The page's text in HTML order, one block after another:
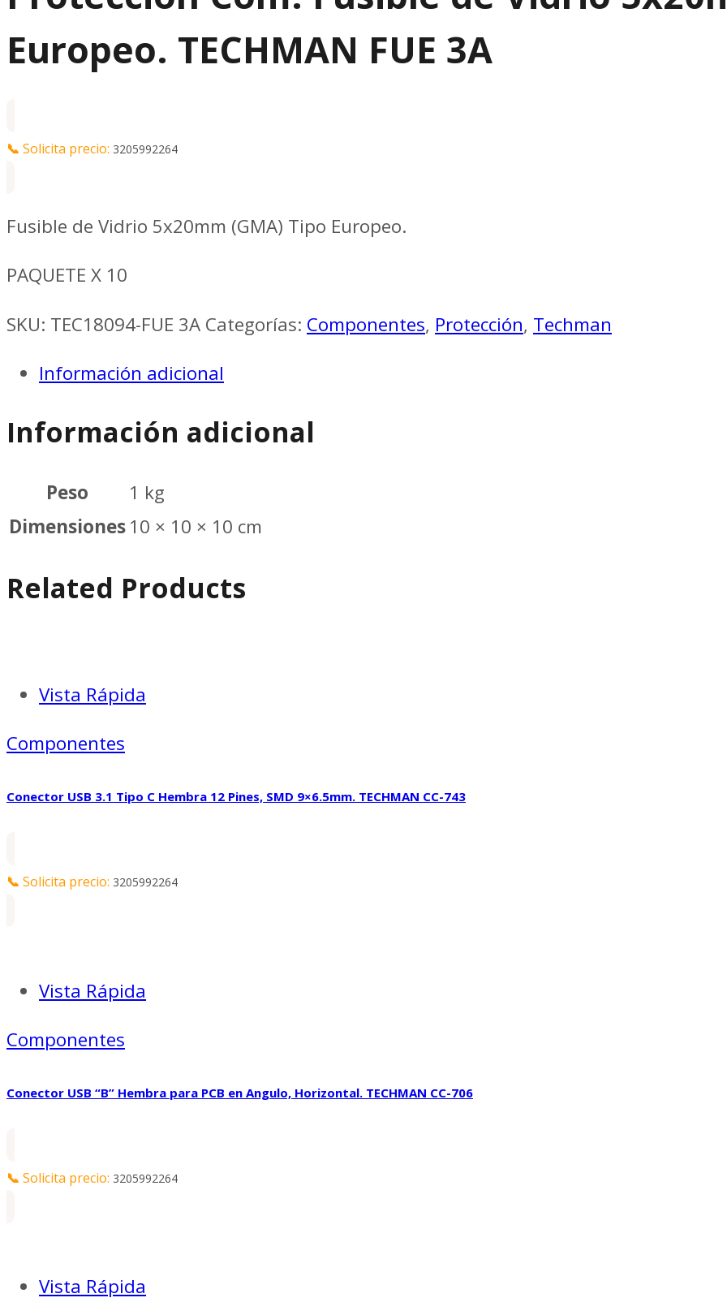
Europeo. TECHMAN FUE 3A
📞 Solicita precio: 3205992264
Fusible de Vidrio 5x20mm (GMA) Tipo Europeo.
PAQUETE X 10
SKU: TEC18094-FUE 3A Categorías: Componentes, Protección, Techman
Información adicional
Información adicional
Peso
1 kg
Dimensiones10 × 10 × 10 cm
Related Products
Vista Rápida
Componentes
Conector USB 3.1 Tipo C Hembra 12 Pines, SMD 9×6.5mm. TECHMAN CC-743
📞 Solicita precio: 3205992264
Vista Rápida
Componentes
Conector USB “B” Hembra para PCB en Angulo, Horizontal. TECHMAN CC-706
📞 Solicita precio: 3205992264
Vista Rápida